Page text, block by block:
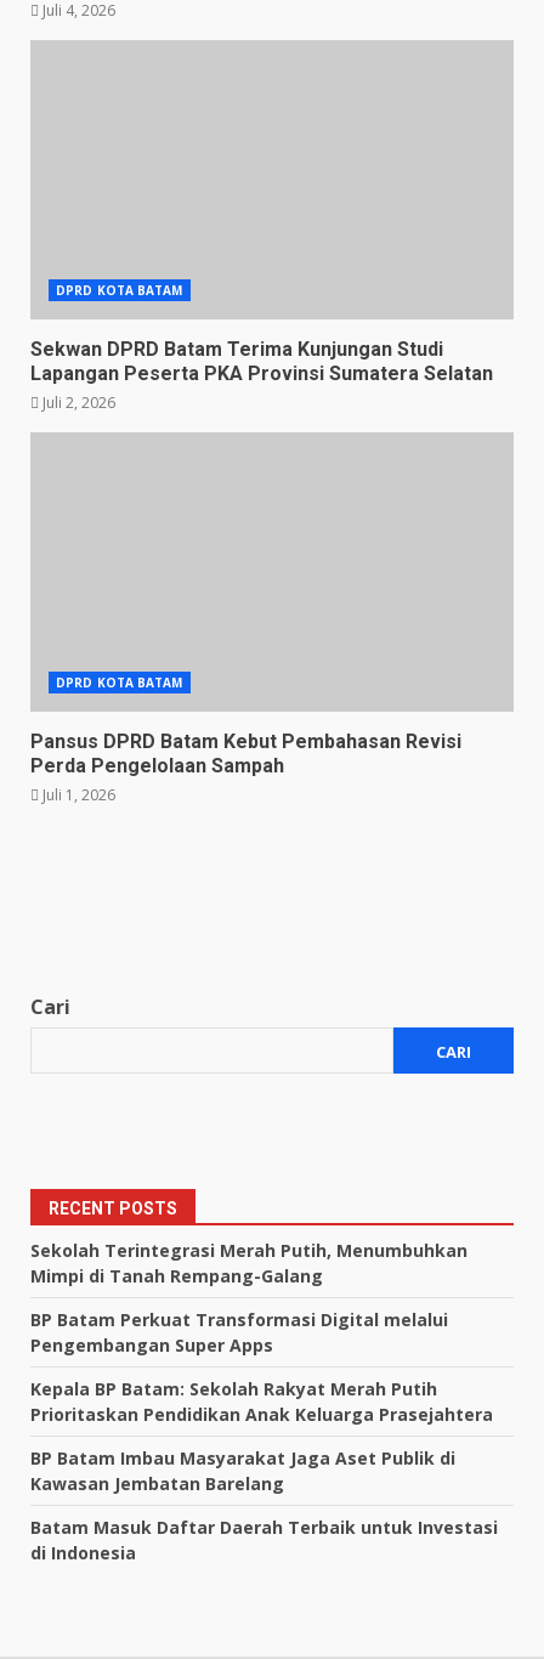
Juli 4, 2026
DPRD KOTA BATAM
Sekwan DPRD Batam Terima Kunjungan Studi
Lapangan Peserta PKA Provinsi Sumatera Selatan
Juli 2, 2026
DPRD KOTA BATAM
Pansus DPRD Batam Kebut Pembahasan Revisi
Perda Pengelolaan Sampah
Juli 1, 2026
Cari
CARI
RECENT POSTS
Sekolah Terintegrasi Merah Putih, Menumbuhkan
Mimpi di Tanah Rempang-Galang
BP Batam Perkuat Transformasi Digital melalui
Pengembangan Super Apps
Kepala BP Batam: Sekolah Rakyat Merah Putih
Prioritaskan Pendidikan Anak Keluarga Prasejahtera
BP Batam Imbau Masyarakat Jaga Aset Publik di
Kawasan Jembatan Barelang
Batam Masuk Daftar Daerah Terbaik untuk Investasi
di Indonesia